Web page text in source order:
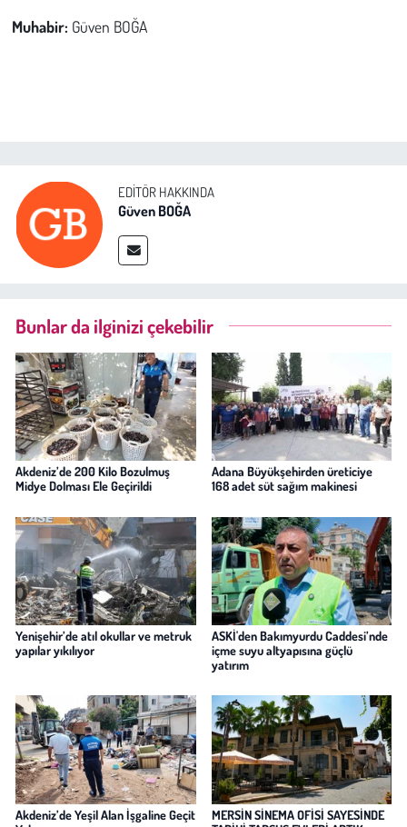
Muhabir: Güven BOĞA
EDITÖR HAKKINDA
Güven BOĞA
Bunlar da ilginizi çekebilir
Akdeniz’de 200 Kilo Bozulmuş
Midye Dolması Ele Geçirildi
Adana Büyükşehirden üreticiye
168 adet süt sağım makinesi
Yenişehir’de atıl okullar ve metruk
yapılar yıkılıyor
ASKİ'den Bakımyurdu Caddesi’nde
içme suyu altyapısına güçlü
yatırım
Akdeniz’de Yeşil Alan İşgaline Geçit
MERSİN SİNEMA OFİSİ SAYESİNDE